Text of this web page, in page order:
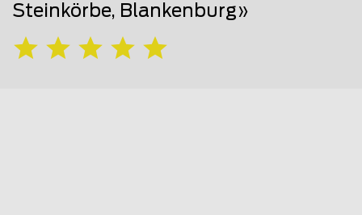
Steinkörbe, Blankenburg»